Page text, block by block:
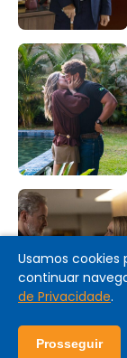
Usamos cookies
continuar
de Privacidade.
Prosseguir